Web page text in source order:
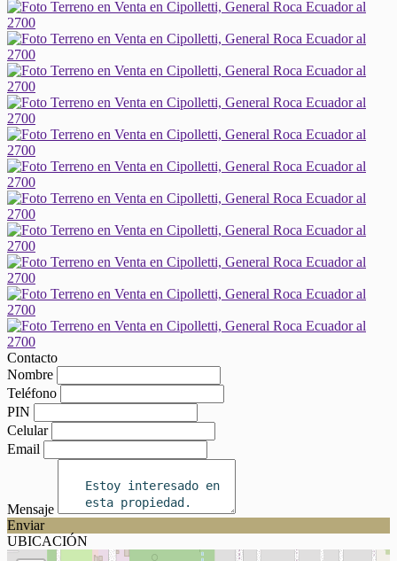
Contacto
Nombre
Teléfono
PIN
Celular
Email
Mensaje
Enviar
UBICACIÓN